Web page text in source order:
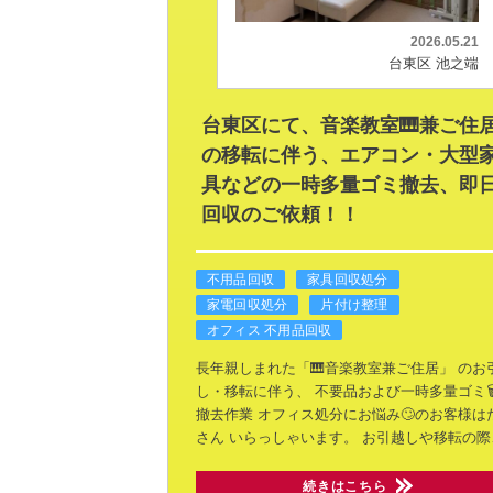
2026.05.21
台東区 池之端
台東区にて、音楽教室🎹兼ご住
の移転に伴う、エアコン・大型
具などの一時多量ゴミ撤去、即日
回収のご依頼！！
不用品回収
家具回収処分
家電回収処分
片付け整理
オフィス 不用品回収
長年親しまれた「🎹音楽教室兼ご住居」
のお
し・移転に伴う、
不要品および一時多量ゴ
撤去作業 オフィス処分にお悩み🙄のお客様は
さん いらっしゃいます。 お引越しや移転の際
続きはこちら